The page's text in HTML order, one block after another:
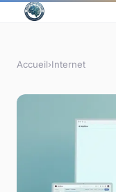
Accueil›Internet